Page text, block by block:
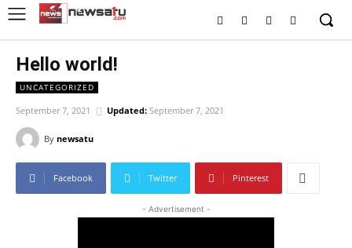
Hello world!
UNCATEGORIZED
September 7, 2021 Updated: September 7, 2021
By newsatu
Facebook Twitter Pinterest
- Advertisement -